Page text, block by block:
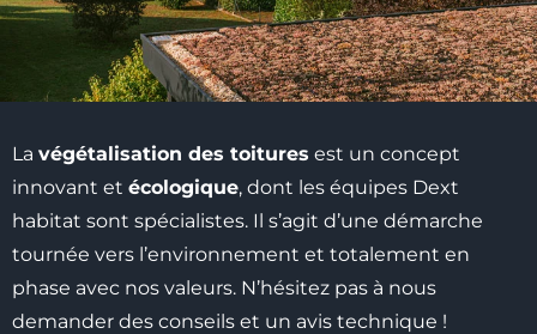
La végétalisation des toitures est un concept
innovant et écologique, dont les équipes Dext
habitat sont spécialistes. Il s’agit d’une démarche
tournée vers l’environnement et totalement en
phase avec nos valeurs. N’hésitez pas à nous
demander des conseils et un avis technique !